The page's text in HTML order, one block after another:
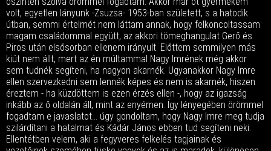
volt, egyetlen lányunk -Zsuzsa- 1953-ban született, s a hatodik
útban, semmi értelmét nem láttam annak, hogy felkoncoltassam
magam családommal együtt, az akkori tömeghangulat Gerő és
Piros után elsősorban ellenem irányult. Előttem semmilyen más
kiút nem állt, mert az én múltammal Nagy Imrének még akkor
sem tudnék segíteni, ha nagyon akarnék. Ugyanakkor Nagy Imre
ellen szervezkedni sem lennék képes és nem is akarnék, hiszen
éreztem - ha küzdöttem is ezen érzés ellen -, hogy az igazság
inkább az ő oldalán áll, mint az enyémen. Így lényegében örömmel
fogadtam e javaslatot... úgy gondoltam, hogy Nagy Imre meg tudja
szilárdítani a hatalmat és Kádár János ebben tud segíteni neki.
Ellentétben velem, aki a fegyveres felkelés tagjainak és